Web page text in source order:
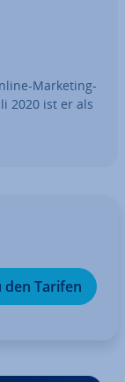
Marketing-
2020 ist er als
den Tarifen